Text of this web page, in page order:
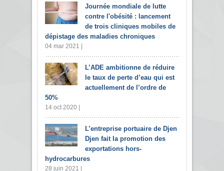
Journée mondiale de lutte
contre l'obésité : lancement
de trois cliniques mobiles de
dépistage des maladies chroniques
04 mar 2021 |
L’ADE ambitionne de réduire
le taux de perte d’eau qui est
actuellement de l’ordre de
50%
14 oct 2020 |
L’entreprise portuaire de Djen
Djen fait la promotion des
exportations hors-
hydrocarbures
28 juin 2021 |